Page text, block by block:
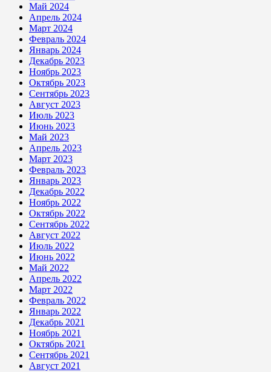
Май 2024
Апрель 2024
Март 2024
Февраль 2024
Январь 2024
Декабрь 2023
Ноябрь 2023
Октябрь 2023
Сентябрь 2023
Август 2023
Июль 2023
Июнь 2023
Май 2023
Апрель 2023
Март 2023
Февраль 2023
Январь 2023
Декабрь 2022
Ноябрь 2022
Октябрь 2022
Сентябрь 2022
Август 2022
Июль 2022
Июнь 2022
Май 2022
Апрель 2022
Март 2022
Февраль 2022
Январь 2022
Декабрь 2021
Ноябрь 2021
Октябрь 2021
Сентябрь 2021
Август 2021